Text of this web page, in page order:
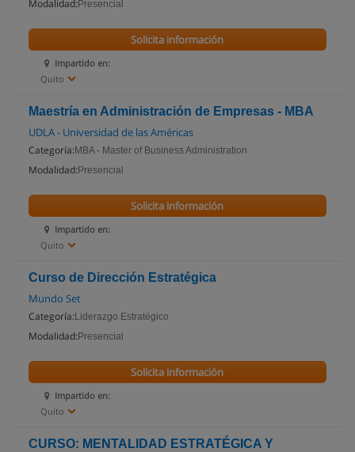
Modalidad: Presencial
Impartido en:
Quito
Solicita información
Maestría en Administración de Empresas - MBA
UDLA - Universidad de las Américas
Categoría: MBA - Master of Business Administration
Modalidad: Presencial
Impartido en:
Quito
Solicita información
Curso de Dirección Estratégica
Mundo Set
Categoría: Liderazgo Estratégico
Modalidad: Presencial
Impartido en:
Quito
Solicita información
CURSO: MENTALIDAD ESTRATÉGICA Y